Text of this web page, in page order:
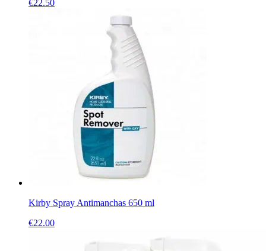
€22.50
Kirby Spray Antimanchas 650 ml
€22.00